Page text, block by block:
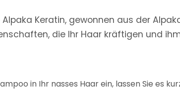
Keratin, gewonnen aus der
die Ihr Haar kräftigen und
in Ihr nasses Haar ein, lassen Sie es